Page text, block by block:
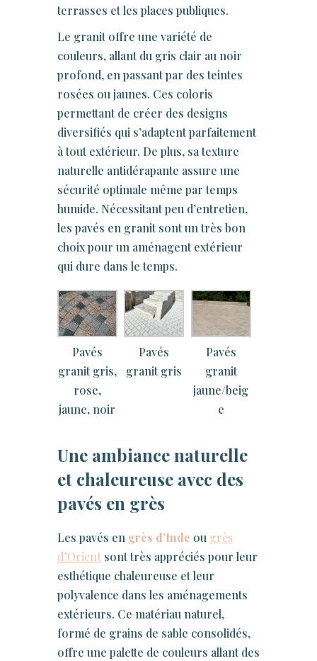
terrasses et les places publiques.
Le granit offre une variété de
couleurs, allant du gris clair au noir
profond, en passant par des teintes
rosées ou jaunes. Ces coloris
permettant de créer des designs
diversifiés qui s’adaptent parfaitement
à tout extérieur. De plus, sa texture
naturelle antidérapante assure une
sécurité optimale même par temps
humide. Nécessitant peu d’entretien,
les pavés en granit sont un très bon
choix pour un aménagent extérieur
qui dure dans le temps.
Pavés
granit gris,
rose,
jaune, noir
Pavés
granit gris
Pavés
granit
jaune/beig
e
Une ambiance naturelle
et chaleureuse avec des
pavés en grès
Les pavés en grès d’Inde ou grès
d’Orientsont très appréciés pour leur
esthétique chaleureuse et leur
polyvalence dans les aménagements
extérieurs. Ce matériau naturel,
formé de grains de sable consolidés,
offre une palette de couleurs allant des